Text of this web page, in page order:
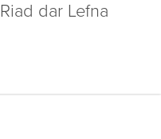
Riad dar Lefna